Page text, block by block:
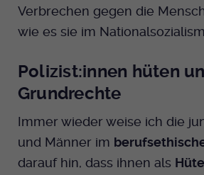
Verbrechen gegen die
wie es sie im
Polizist:innen hüten
Grundrechte
Immer wieder weise ich die
und Männer im
darauf hin, dass ihnen als